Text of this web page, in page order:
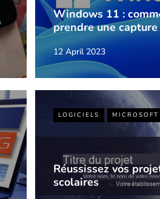
Windows 11 :
prendre une
12 April 2023
LOGICIELS MICROSOFT
Réussissez vos
scolaires